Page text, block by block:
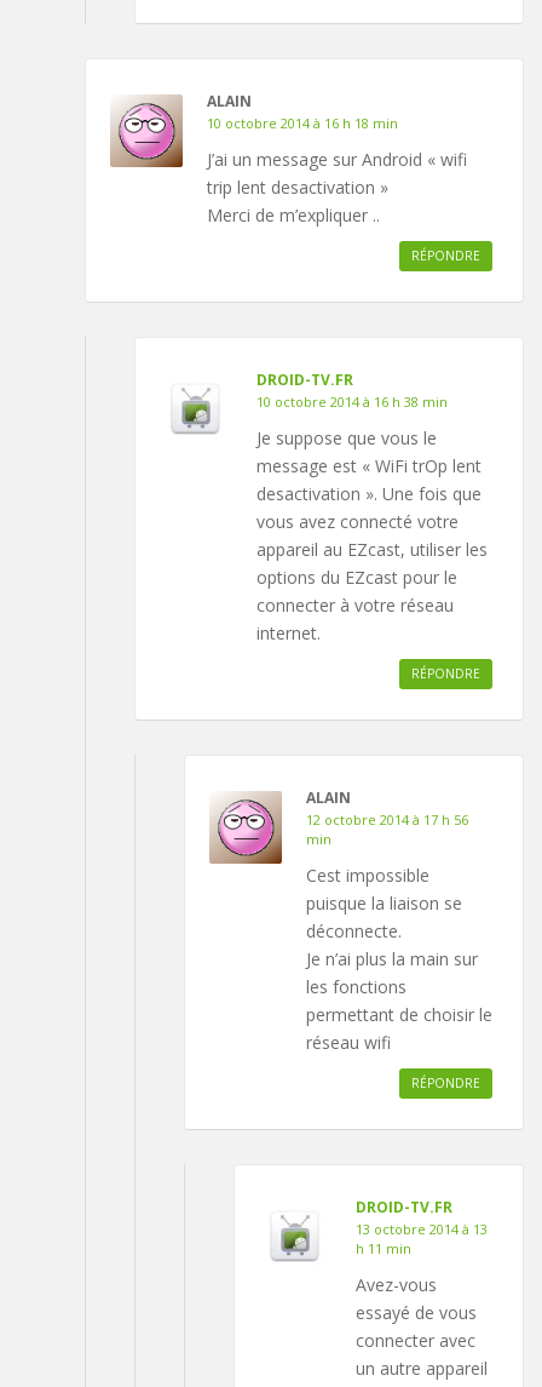
ALAIN
10 octobre 2014 à 16 h 18 min
J’ai un message sur Android « wifi
trip lent desactivation »
Merci de m’expliquer ..
RÉPONDRE
DROID-TV.FR
10 octobre 2014 à 16 h 38 min
Je suppose que vous le
message est « WiFi trOp lent
desactivation ». Une fois que
vous avez connecté votre
appareil au EZcast, utiliser les
options du EZcast pour le
connecter à votre réseau
internet.
RÉPONDRE
ALAIN
12 octobre 2014 à 17 h 56
min
Cest impossible
puisque la liaison se
déconnecte.
Je n’ai plus la main sur
les fonctions
permettant de choisir le
réseau wifi
RÉPONDRE
DROID-TV.FR
13 octobre 2014 à 13
h 11 min
Avez-vous
essayé de vous
connecter avec
un autre appareil